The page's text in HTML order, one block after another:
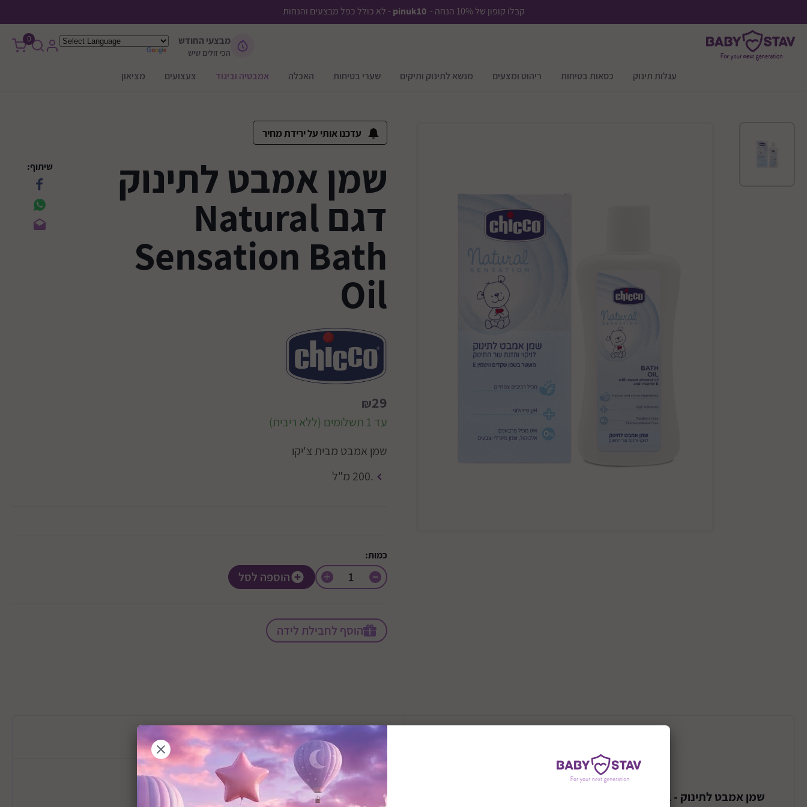
קבלו קופון של 10% הנחה - pinuk10 - לא כולל כפל מבצעים והנחות
עגלות תינוק כסאות בטיחות ריהוט ומצעים מנשא לתינוק ותיקים שערי בטיחות האכלה אמבטיה וביגוד צעצועים מציאון
מבצעי החודש
הכי זולים שיש
0
עדכנו אותי על ירידת מחיר
שמן אמבט לתינוק
דגם Natural
Sensation Bath
Oil
₪29
עד 1 תשלומים (ללא ריבית)
שיתוף:
שמן אמבט מבית צ'יקו
.200 מ"ל
כמות:
+ הוספה לסל
הוסף לחבילת לידה
מידע כללי
שמן אמבט לתינוק - Natural Sensation Bath Oil